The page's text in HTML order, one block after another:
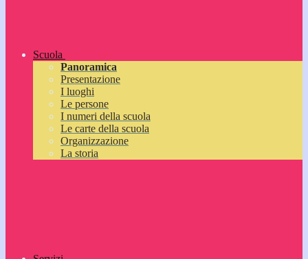
Scuola
Panoramica
Presentazione
I luoghi
Le persone
I numeri della scuola
Le carte della scuola
Organizzazione
La storia